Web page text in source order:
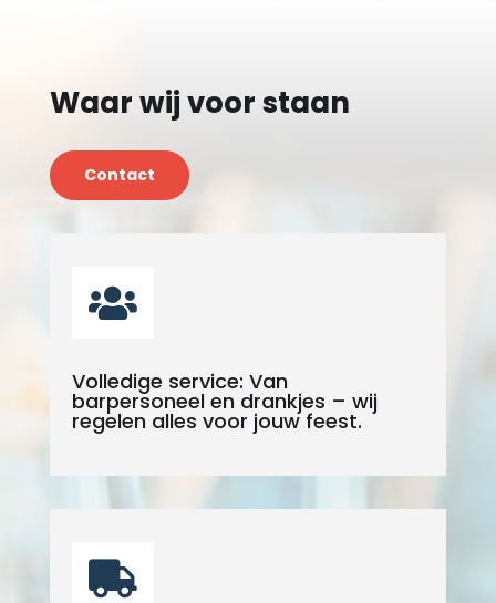
Waar wij voor staan
Contact

Volledige service: Van
barpersoneel en drankjes – wij
regelen alles voor jouw feest.
